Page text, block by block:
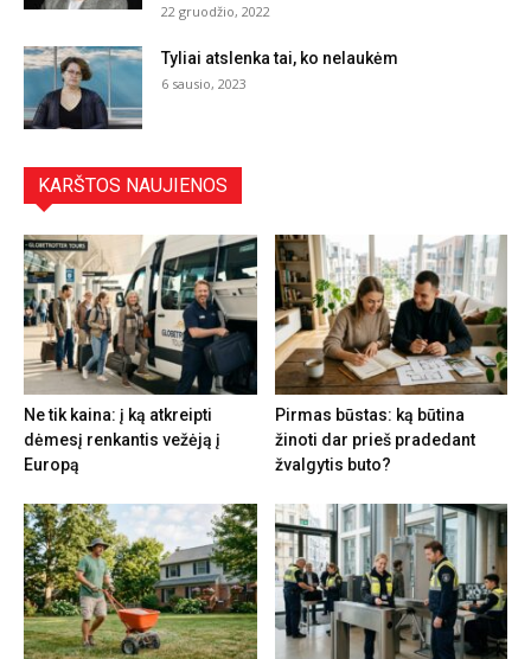
22 gruodžio, 2022
Tyliai atslenka tai, ko nelaukėm
6 sausio, 2023
KARŠTOS NAUJIENOS
Ne tik kaina: į ką atkreipti
dėmesį renkantis vežėją į
Europą
Pirmas būstas: ką būtina
žinoti dar prieš pradedant
žvalgytis buto?